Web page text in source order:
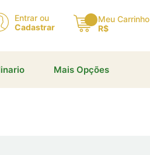
Entrar ou
Cadastrar
Meu Carrinho
R$
Mais Opções